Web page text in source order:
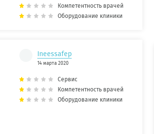
Компетентность врачей
Оборудование клиники
Ineessafep
14 марта 2020
Сервис
Компетентность врачей
Оборудование клиники